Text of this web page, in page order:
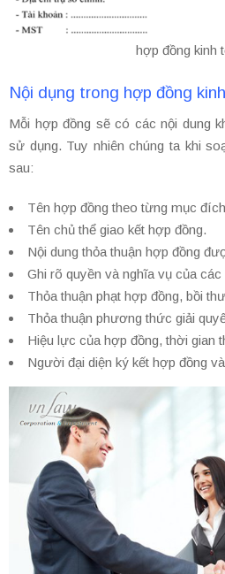
hợp đồng kinh
Nội dụng trong hợp đồng
Mỗi hợp đồng sẽ có các nội dung
sử dụng. Tuy nhiên chúng ta khi
sau:
Tên hợp đồng theo từng mục
Tên chủ thể giao kết hợp đồng.
Nội dung thỏa thuận hợp đồng
Ghi rõ quyền và nghĩa vụ của các
Thỏa thuận phạt hợp đồng, bồi
Thỏa thuận phương thức giải
Hiệu lực của hợp đồng, thời gian
Người đại diện ký kết hợp đồng